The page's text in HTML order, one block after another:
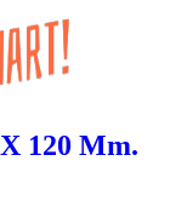
120 Mm.